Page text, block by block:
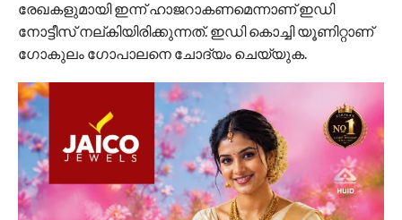
രേഖകളുമായി ഇന്ന് ഹാജറാകണമെന്നാണ് ഇഡി
നോട്ടീസ് നല്കിയിരിക്കുന്നത്. ഇഡി കൊച്ചി യൂണിറ്റാണ്
ഗോകുലം ഗോപാലനെ ചോദ്യം ചെയ്യുക.